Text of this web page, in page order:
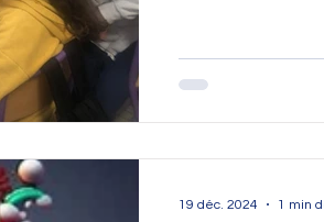
19 déc. 2024 1 min